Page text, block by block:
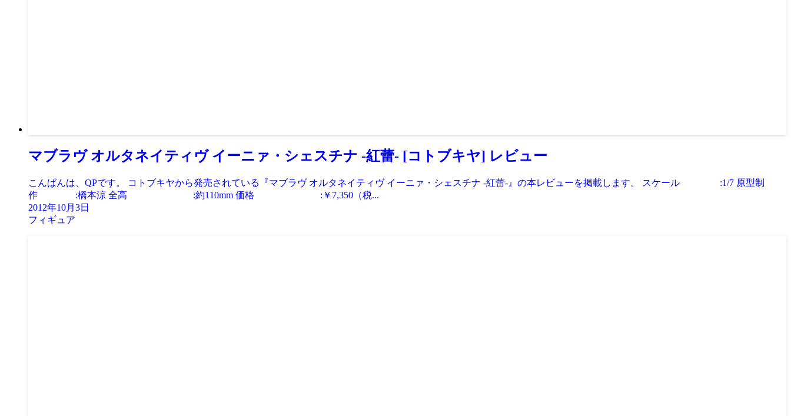
マブラヴ オルタネイティヴ イーニァ・シェスチナ -紅蕾- [コトブキヤ] レビュー
こんばんは、QPです。 コトブキヤから発売されている『マブラヴ オルタネイティヴ イーニァ・シェスチナ -紅蕾-』の本レビューを掲載します。 スケール :1/7 原型制
作 :橋本涼 全高 :約110mm 価格 :￥7,350（税...
2012年10月3日
フィギュア